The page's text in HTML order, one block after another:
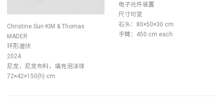
Christine Sun KIM & Thomas
MADER
环形潜伏
2024
尼龙，尼龙布料，填充泡沫球
72×42×150(h) cm
电子元件装置
尺寸可变
石头：80×50×30 cm
手臂：450 cm each